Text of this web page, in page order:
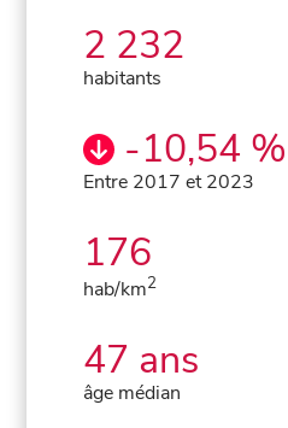
2 232
habitants
-10,54 %
Entre 2017 et 2023
176
hab/km2
47 ans
âge médian